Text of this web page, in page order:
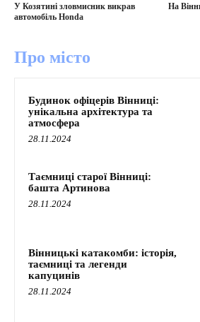
У Козятині зловмисник викрав
автомобіль Honda
На
Про місто
Будинок офіцерів Вінниці:
унікальна архітектура та
атмосфера
28.11.2024
Таємниці старої Вінниці:
башта Артинова
28.11.2024
Вінницькі катакомби: історія,
таємниці та легенди
капуцинів
28.11.2024